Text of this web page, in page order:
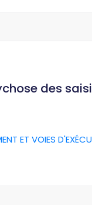
des
ET VOIES